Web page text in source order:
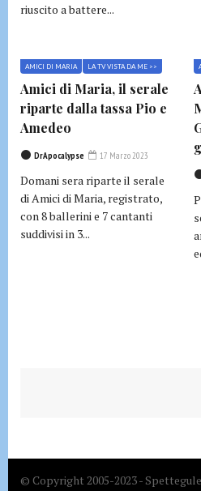
riuscito a battere...
AMICI DI MARIA LA TV VISTA DA ME >>
Amici di Maria, il serale
riparte dalla tassa Pio e
Amedeo
DrApocalypse 17 Marzo 2023
Domani sera riparte il serale
di Amici di Maria, registrato,
con 8 ballerini e 7 cantanti
suddivisi in 3...
© Copyright 2005-2023 -